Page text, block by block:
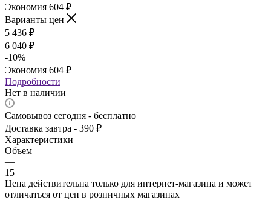
Экономия 604 ₽
Варианты цен
5 436 ₽
6 040 ₽
-10%
Экономия 604 ₽
Подробности
Нет в наличии
Самовывоз сегодня - бесплатно
Доставка завтра - 390 ₽
Характеристики
Объем
—
15
Цена действительна только для интернет-магазина и может
отличаться от цен в розничных магазинах